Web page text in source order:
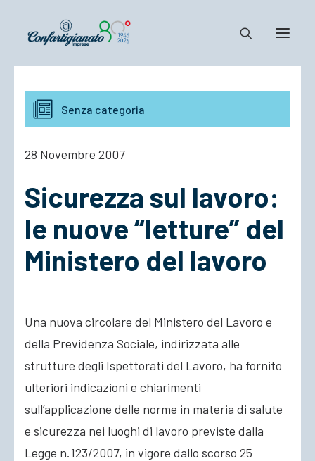
Notizie e Documenti
Confartigianato
Cosa Facciamo
Senza categoria
28 Novembre 2007
Sicurezza sul lavoro:
le nuove “letture” del
Ministero del lavoro
Una nuova circolare del Ministero del Lavoro e
della Previdenza Sociale, indirizzata alle
strutture degli Ispettorati del Lavoro, ha fornito
ulteriori indicazioni e chiarimenti
sull’applicazione delle norme in materia di salute
e sicurezza nei luoghi di lavoro previste dalla
Legge n.123/2007, in vigore dallo scorso 25